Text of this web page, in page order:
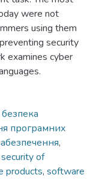
were not
using them
security
examines cyber
безпека
програмних
,
security of
products, software